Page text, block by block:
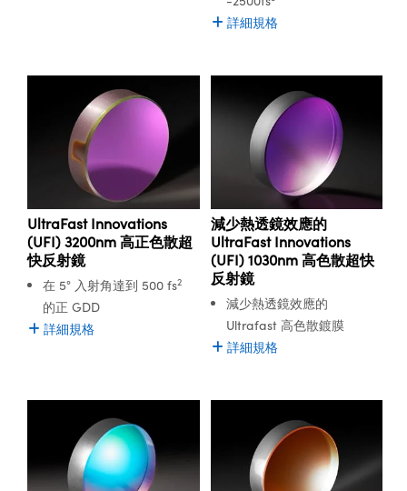
詳細規格
UltraFast Innovations
(UFI) 3200nm 高正色散超
快反射鏡
在 5° 入射角達到 500 fs2
的正 GDD
詳細規格
減少熱透鏡效應的
UltraFast Innovations
(UFI) 1030nm 高色散超快
反射鏡
減少熱透鏡效應的
Ultrafast 高色散鍍膜
詳細規格